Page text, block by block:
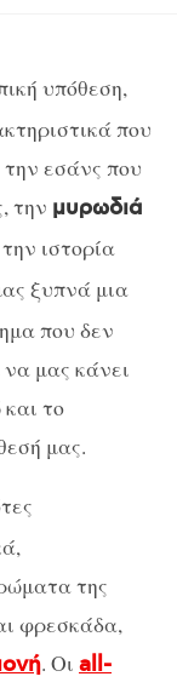
υπόθεση,
που
εσάνς που
την μυρωδιά
ιστορία
ξυπνά μια
που δεν
μας κάνει
το
μας.
της
φρεσκάδα,
. Οι all-